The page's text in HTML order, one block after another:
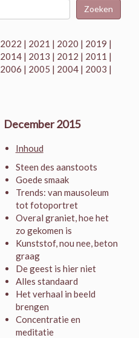
Zoeken
2022 | 2021 | 2020 | 2019 |
2014 | 2013 | 2012 | 2011 |
2006 | 2005 | 2004 | 2003 |
December 2015
Inhoud
Steen des aanstoots
Goede smaak
Trends: van mausoleum
tot fotoportret
Overal graniet, hoe het
zo gekomen is
Kunststof, nou nee, beton
graag
De geest is hier niet
Alles standaard
Het verhaal in beeld
brengen
Concentratie en
meditatie